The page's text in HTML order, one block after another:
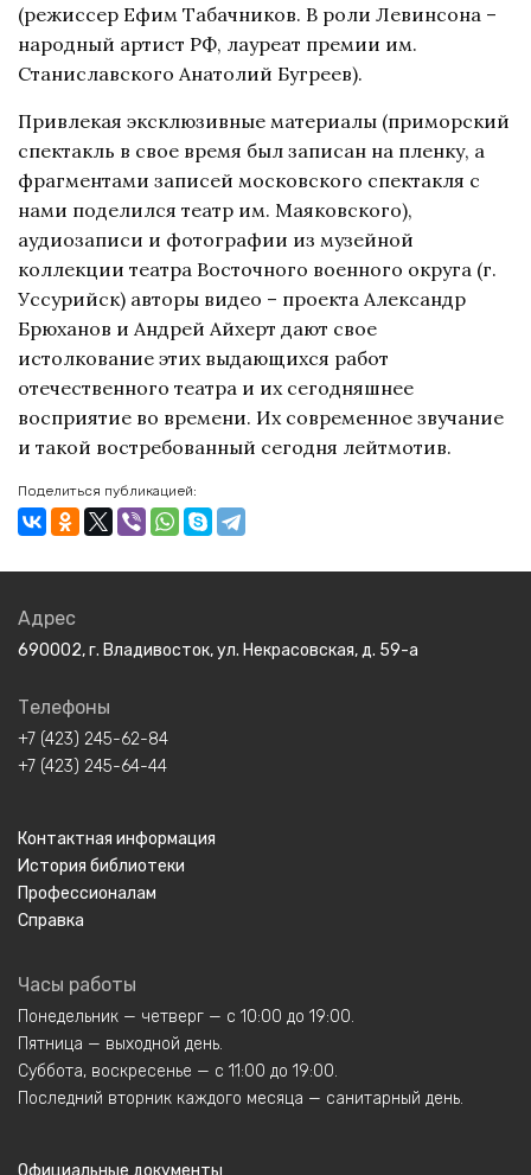
(режиссер Ефим Табачников. В роли Левинсона –
народный артист РФ, лауреат премии им.
Станиславского Анатолий Бугреев).
Привлекая эксклюзивные материалы (приморский
спектакль в свое время был записан на пленку, а
фрагментами записей московского спектакля с
нами поделился театр им. Маяковского),
аудиозаписи и фотографии из музейной
коллекции театра Восточного военного округа (г.
Уссурийск) авторы видео – проекта Александр
Брюханов и Андрей Айхерт дают свое
истолкование этих выдающихся работ
отечественного театра и их сегодняшнее
восприятие во времени. Их современное звучание
и такой востребованный сегодня лейтмотив.
Поделиться публикацией:
Адрес
690002, г. Владивосток, ул. Некрасовская, д. 59-а
Телефоны
+7 (423) 245-62-84
+7 (423) 245-64-44
Контактная информация
История библиотеки
Профессионалам
Справка
Часы работы
Понедельник — четверг — с 10:00 до 19:00.
Пятница — выходной день.
Суббота, воскресенье — с 11:00 до 19:00.
Последний вторник каждого месяца — санитарный день.
Официальные документы